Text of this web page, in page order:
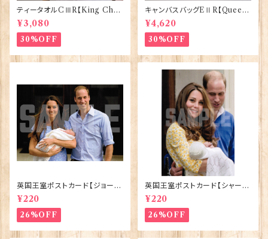
ティータオルCⅢR【King Char
lesⅢ Coronation】Victoria
Eggs 50129
¥3,080
30%OFF
キャンバスバッグEⅡR【Queen
ElizabethⅡ Commemorativ
e】Victoria Eggs 90332
¥4,620
30%OFF
英国王室ポストカード【ジョージ
王子ご誕生】Pageantry Post
card 90183-JEF100
¥220
26%OFF
英国王室ポストカード【シャーロ
ット王女2】Pageantry Postca
rd 90183-JEF202
¥220
26%OFF